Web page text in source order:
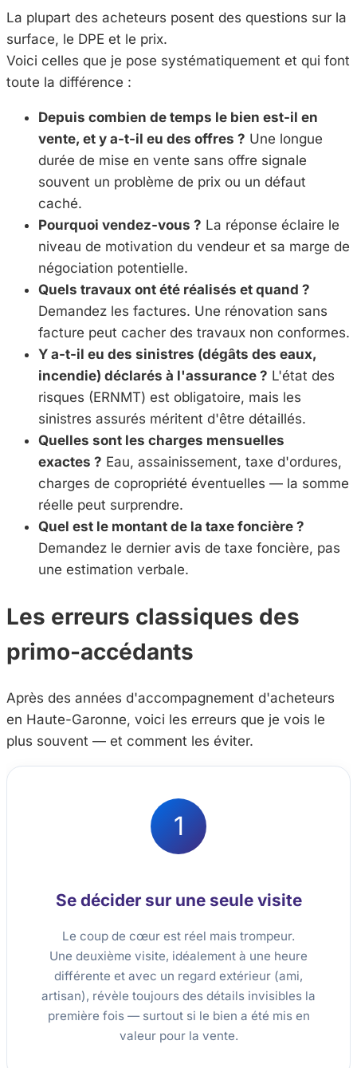
La plupart des acheteurs posent des questions sur la
surface, le DPE et le prix.
Voici celles que je pose systématiquement et qui font
toute la différence :
Depuis combien de temps le bien est-il en
vente, et y a-t-il eu des offres ? Une longue
durée de mise en vente sans offre signale
souvent un problème de prix ou un défaut
caché.
Pourquoi vendez-vous ? La réponse éclaire le
niveau de motivation du vendeur et sa marge de
négociation potentielle.
Quels travaux ont été réalisés et quand ?
Demandez les factures. Une rénovation sans
facture peut cacher des travaux non conformes.
Y a-t-il eu des sinistres (dégâts des eaux,
incendie) déclarés à l'assurance ? L'état des
risques (ERNMT) est obligatoire, mais les
sinistres assurés méritent d'être détaillés.
Quelles sont les charges mensuelles
exactes ? Eau, assainissement, taxe d'ordures,
charges de copropriété éventuelles — la somme
réelle peut surprendre.
Quel est le montant de la taxe foncière ?
Demandez le dernier avis de taxe foncière, pas
une estimation verbale.
Les erreurs classiques des
primo-accédants
Après des années d'accompagnement d'acheteurs
en Haute-Garonne, voici les erreurs que je vois le
plus souvent — et comment les éviter.
1
Se décider sur une seule visite
Le coup de cœur est réel mais trompeur.
Une deuxième visite, idéalement à une heure
différente et avec un regard extérieur (ami,
artisan), révèle toujours des détails invisibles la
première fois — surtout si le bien a été mis en
valeur pour la vente.